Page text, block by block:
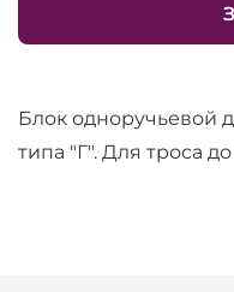
Блок одноручьевой
типа "Г". Для троса